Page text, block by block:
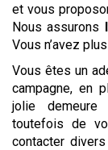
et vous
Nous assurons
Vous n’avez
Vous êtes un
campagne, en
jolie demeure
toutefois de
contacter